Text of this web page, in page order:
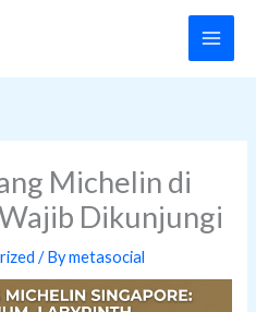
Michelin di
Dikunjungi
/ Bymetasocial